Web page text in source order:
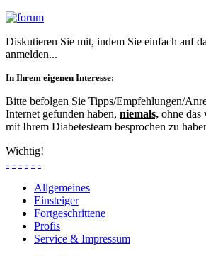
Diskutieren Sie mit, indem Sie einfach auf
anmelden...
In Ihrem eigenen Interesse:
Bitte befolgen Sie Tipps/Empfehlungen/
Internet gefunden haben, niemals, ohne das
mit Ihrem Diabetesteam besprochen zu
Wichtig!
- - - - - -
Allgemeines
Einsteiger
Fortgeschrittene
Profis
Service & Impressum